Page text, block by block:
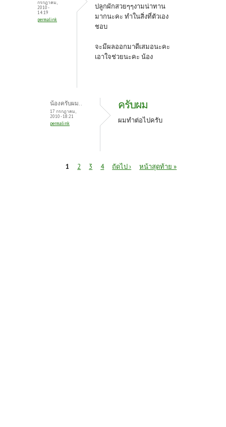
กรกฎาคม,
2010 -
14:19
permalink
ปลูกผักสวยๆๆงามน่าทาน
มากนะคะ ทำในสิ่งที่ตัวเอง
ชอบ
จะมีผลออกมาดีเสมอนะคะ
เอาใจช่วยนะคะ น้อง
น้องครับผม..
17 กรกฎาคม,
2010 - 18:21
permalink
ครับผม
ผมทำต่อไปครับ
1 2 3 4 ถัดไป › หน้าสุดท้าย »